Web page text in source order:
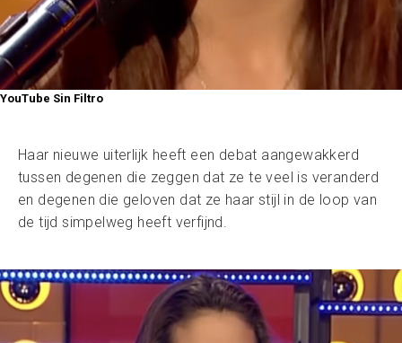
YouTube Sin Filtro
Haar nieuwe uiterlijk heeft een debat aangewakkerd
tussen degenen die zeggen dat ze te veel is veranderd
en degenen die geloven dat ze haar stijl in de loop van
de tijd simpelweg heeft verfijnd.